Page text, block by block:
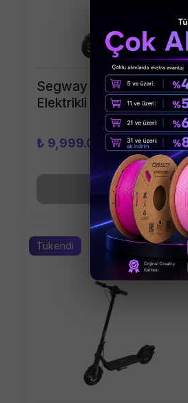
Segway Ninebot C2 Lite
Elektrikli Çocuk Scooter
₺ 9,999.00
Stokta Yok
Tükendi